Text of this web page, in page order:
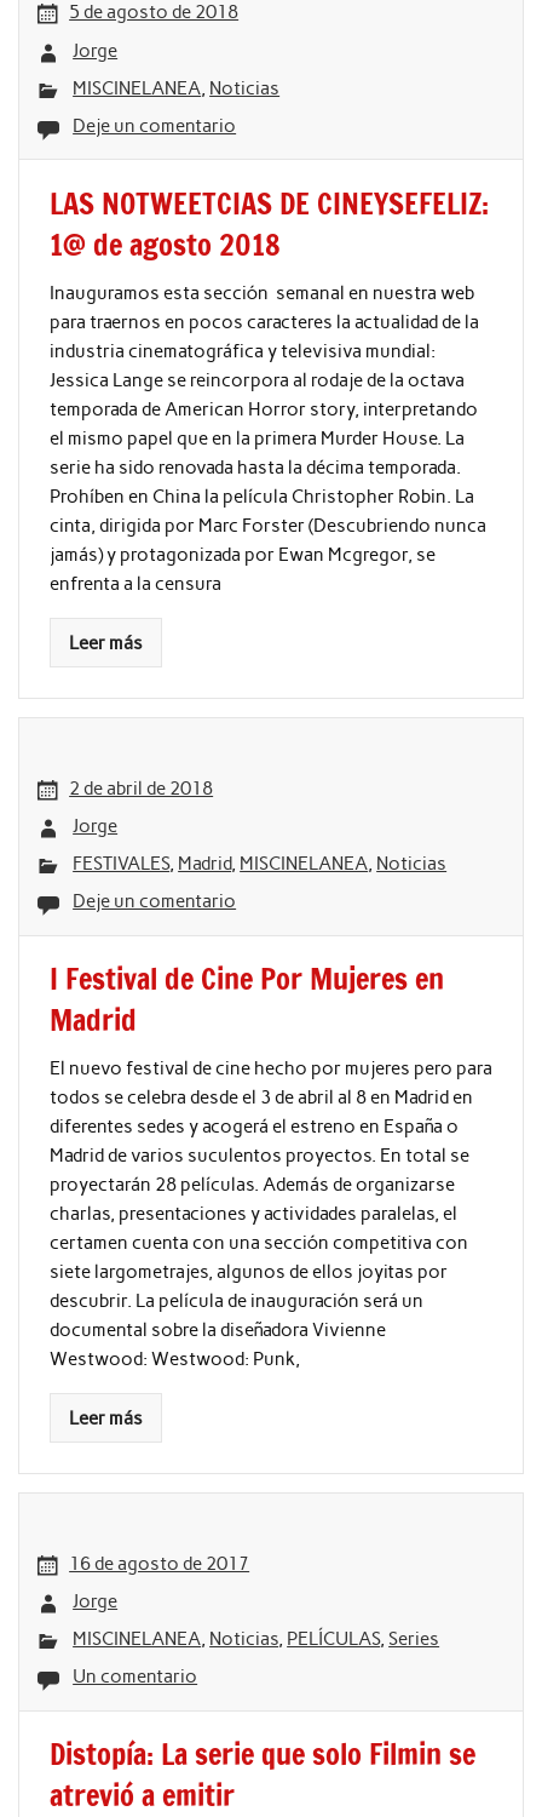
5 de agosto de 2018
Jorge
MISCINELANEA, Noticias
Deje un comentario
LAS NOTWEETCIAS DE CINEYSEFELIZ:
1@ de agosto 2018
Inauguramos esta sección semanal en nuestra web
para traernos en pocos caracteres la actualidad de la
industria cinematográfica y televisiva mundial:
Jessica Lange se reincorpora al rodaje de la octava
temporada de American Horror story, interpretando
el mismo papel que en la primera Murder House. La
serie ha sido renovada hasta la décima temporada.
Prohíben en China la película Christopher Robin. La
cinta, dirigida por Marc Forster (Descubriendo nunca
jamás) y protagonizada por Ewan Mcgregor, se
enfrenta a la censura
Leer más
2 de abril de 2018
Jorge
FESTIVALES, Madrid, MISCINELANEA, Noticias
Deje un comentario
I Festival de Cine Por Mujeres en
Madrid
El nuevo festival de cine hecho por mujeres pero para
todos se celebra desde el 3 de abril al 8 en Madrid en
diferentes sedes y acogerá el estreno en España o
Madrid de varios suculentos proyectos. En total se
proyectarán 28 películas. Además de organizarse
charlas, presentaciones y actividades paralelas, el
certamen cuenta con una sección competitiva con
siete largometrajes, algunos de ellos joyitas por
descubrir. La película de inauguración será un
documental sobre la diseñadora Vivienne
Westwood: Westwood: Punk,
Leer más
16 de agosto de 2017
Jorge
MISCINELANEA, Noticias, PELÍCULAS,Series
Un comentario
Distopía: La serie que solo Filmin se
atrevió a emitir